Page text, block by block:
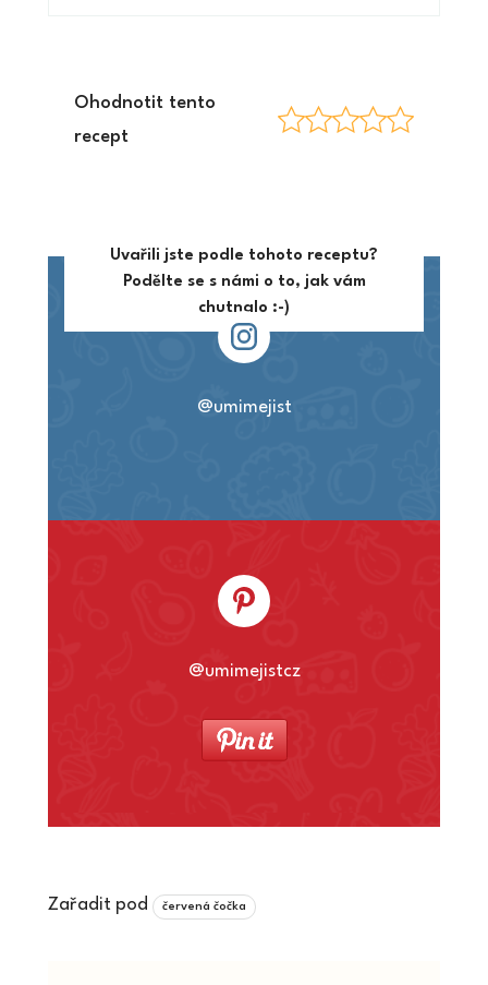
Ohodnotit tento
recept
Uvařili jste podle tohoto receptu?
Podělte se s námi o to, jak vám
chutnalo :-)
@umimejist
@umimejistcz
Zařadit pod červená čočka